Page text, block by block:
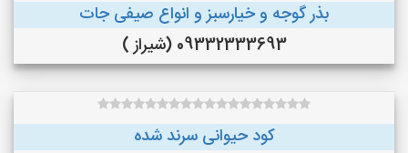
بذر گوجه و خیارسبز و انواع صیفی جات
09332333693 (شیراز )
کود حیوانی سرند شده